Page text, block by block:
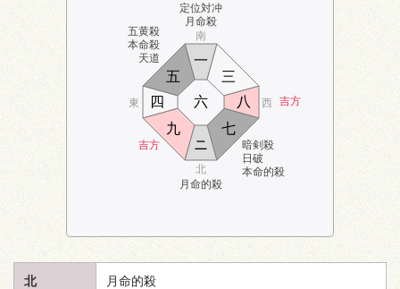
五黄殺
本命殺
天道
定位対冲
月命殺
吉方
吉方
月命的殺
暗剣殺
日破
本命的殺
南
北
東 西
ニ
三
四
五
六
七
八
九
一
北 月命的殺